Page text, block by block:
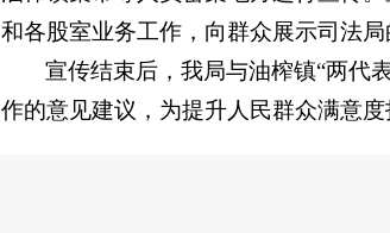
和各股室业务工作，向群众展示司法
宣传结束后，我局与油榨镇“两代
作的意见建议，为提升人民群众满意度